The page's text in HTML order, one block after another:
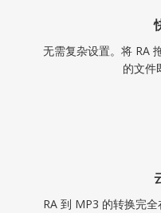
无需复杂设置。将 RA
的文件
RA 到 MP3 的转换完